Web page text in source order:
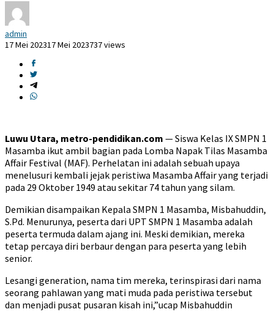
admin
17 Mei 202317 Mei 2023737 views
Luwu Utara, metro-pendidikan.com — Siswa Kelas IX SMPN 1
Masamba ikut ambil bagian pada Lomba Napak Tilas Masamba
Affair Festival (MAF). Perhelatan ini adalah sebuah upaya
menelusuri kembali jejak peristiwa Masamba Affair yang terjadi
pada 29 Oktober 1949 atau sekitar 74 tahun yang silam.
Demikian disampaikan Kepala SMPN 1 Masamba, Misbahuddin,
S.Pd. Menurunya, peserta dari UPT SMPN 1 Masamba adalah
peserta termuda dalam ajang ini. Meski demikian, mereka
tetap percaya diri berbaur dengan para peserta yang lebih
senior.
Lesangi generation, nama tim mereka, terinspirasi dari nama
seorang pahlawan yang mati muda pada peristiwa tersebut
dan menjadi pusat pusaran kisah ini,”ucap Misbahuddin